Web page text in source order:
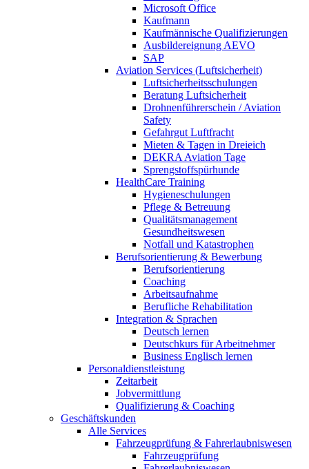
Microsoft Office
Kaufmann
Kaufmännische Qualifizierungen
Ausbildereignung AEVO
SAP
Aviation Services (Luftsicherheit)
Luftsicherheitsschulungen
Beratung Luftsicherheit
Drohnenführerschein / Aviation
Safety
Gefahrgut Luftfracht
Mieten & Tagen in Dreieich
DEKRA Aviation Tage
Sprengstoffspürhunde
HealthCare Training
Hygieneschulungen
Pflege & Betreuung
Qualitätsmanagement
Gesundheitswesen
Notfall und Katastrophen
Berufsorientierung & Bewerbung
Berufsorientierung
Coaching
Arbeitsaufnahme
Berufliche Rehabilitation
Integration & Sprachen
Deutsch lernen
Deutschkurs für Arbeitnehmer
Business Englisch lernen
Personaldienstleistung
Zeitarbeit
Jobvermittlung
Qualifizierung & Coaching
Geschäftskunden
Alle Services
Fahrzeugprüfung & Fahrerlaubniswesen
Fahrzeugprüfung